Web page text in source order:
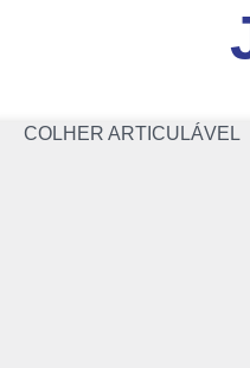
COLHER ARTICULÁVEL